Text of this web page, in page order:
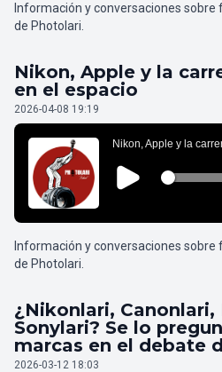
Información y conversaciones
de Photolari.
Nikon, Apple y la
en el espacio
2026-04-08 19:19
Información y conversaciones
de Photolari.
¿Nikonlari, Canonlari,
Sonylari? Se lo
marcas en el debate
2026-03-12 18:03